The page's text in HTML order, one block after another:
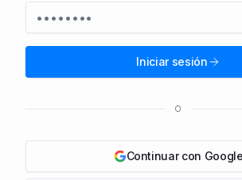
Iniciar sesión
O
Continuar con Google